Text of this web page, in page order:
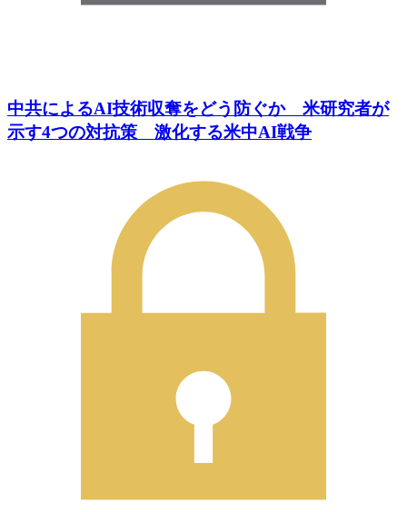
中共によるAI技術収奪をどう防ぐか 米研究者が
示す4つの対抗策 激化する米中AI戦争